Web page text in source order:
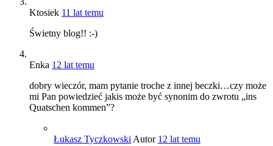
Ktosiek 11 lat temu
Świetny blog!! :-)
Enka 12 lat temu
dobry wieczór, mam pytanie troche z innej beczki…czy może
mi Pan powiedzieć jakis może być synonim do zwrotu „ins
Quatschen kommen”?
Łukasz Tyczkowski Autor 12 lat temu